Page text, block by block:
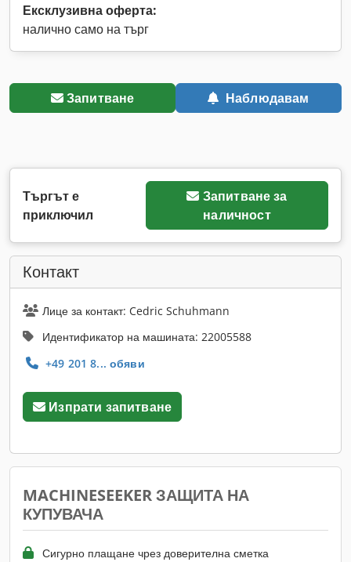
Ексклузивна оферта:
налично само на търг
Запитване Наблюдавам
Търгът е
приключил
Запитване за
наличност
Контакт
Лице за контакт: Cedric Schuhmann
Идентификатор на машината: 22005588
+49 201 8... обяви
Изпрати запитване
MACHINESEEKER ЗАЩИТА НА
КУПУВАЧА
Сигурно плащане чрез доверителна сметка